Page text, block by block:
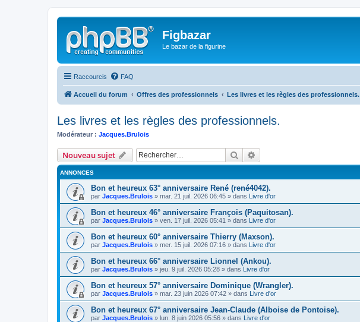
Figbazar
Le bazar de la figurine
Raccourcis FAQ
Accueil du forum Offres des professionnels Les livres et les règles des professionnels.
Les livres et les règles des professionnels.
Modérateur : Jacques.Brulois
Nouveau sujet Rechercher
ANNONCES
Bon et heureux 63° anniversaire René (rené4042).
par Jacques.Brulois » mar. 21 juil. 2026 06:45 » dans Livre d'or
Bon et heureux 46° anniversaire François (Paquitosan).
par Jacques.Brulois » ven. 17 juil. 2026 05:41 » dans Livre d'or
Bon et heureux 60° anniversaire Thierry (Maxson).
par Jacques.Brulois » mer. 15 juil. 2026 07:16 » dans Livre d'or
Bon et heureux 66° anniversaire Lionnel (Ankou).
par Jacques.Brulois » jeu. 9 juil. 2026 05:28 » dans Livre d'or
Bon et heureux 57° anniversaire Dominique (Wrangler).
par Jacques.Brulois » mar. 23 juin 2026 07:42 » dans Livre d'or
Bon et heureux 67° anniversaire Jean-Claude (Alboise de Pontoise).
par Jacques.Brulois » lun. 8 juin 2026 05:56 » dans Livre d'or